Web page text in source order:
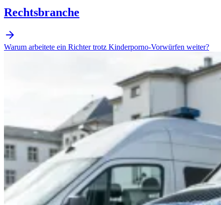
Rechtsbranche
Warum arbeitete ein Richter trotz Kinderporno-Vorwürfen weiter?